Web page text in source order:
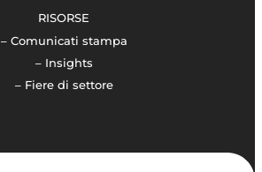
RISORSE
– Comunicati stampa
– Insights
– Fiere di settore